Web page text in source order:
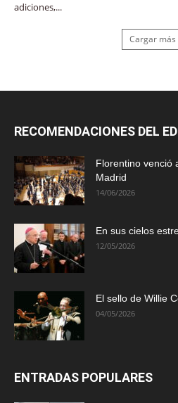
adiciones,...
Cargar más
RECOMENDACIONES DEL
Florentino venció
Madrid
14/06/2026
En sus cielos
12/05/2026
El sello de Willie
04/05/2026
ENTRADAS POPULARES